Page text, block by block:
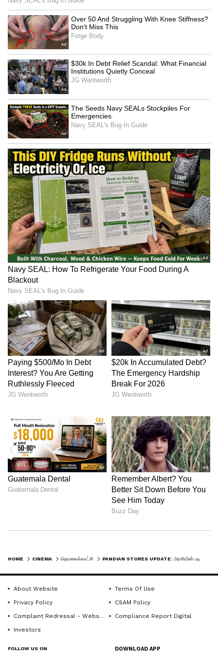
Meena Planning
மீனா திட்டம்:
ஏற்கனவே அரசியின் படிப்பு காரணமாக
இப்போதைக்கு அரசிக்கு திருமணம்
வேண்டாம் என்று மீனா, தங்கமயில், ராஜீ
ஆகியோர் பேசிக் கொண்டிருந்த நிலையில்
மாப்பிள்ளை நன்றாக தான் இருக்கிறார்.
ஆனால் கடைசி வரை அரசியை பத்திரமாக
பார்த்துக் கொள்வாரா இல்லையா என்பது
பற்றி தெரிந்து கொள்ள மீனா திட்டம்
போட்டுகிறார். அதற்காக மாப்பிள்ளையிடம்
நம்பர் வாங்க கதிரை தூது அனுப்புகிறார்.
Arasi Wedding Plan to Marriage Hall
இறுதியில் மண்டபத்தில்
நடத்தலாம் என்று முடிவு
மீனாவிடம் கொடுத்து பேச சொல்கிறார்.
திருமணத்தை எங்கு நடத்த வேண்டும்,
HOME CINEMA தொலைக்காட்சி
About Website
Terms Of Use
Privacy Policy
CSAM Policy
Complaint Redressal - Website
Compliance Report Digital
Investors
FOLLOW US ON DOWNLOAD APP